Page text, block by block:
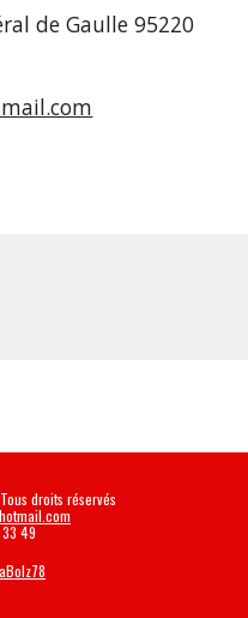
de Gaulle 95220
droits réservés
49